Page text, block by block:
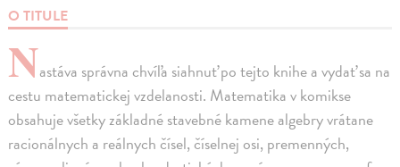
O TITULE
Nastáva správna chvíľa siahnuť po tejto knihe a vydať sa na
cestu matematickej vzdelanosti. Matematika v komikse
obsahuje všetky základné stavebné kamene algebry vrátane
racionálnych a reálnych čísel, číselnej osi, premenných,